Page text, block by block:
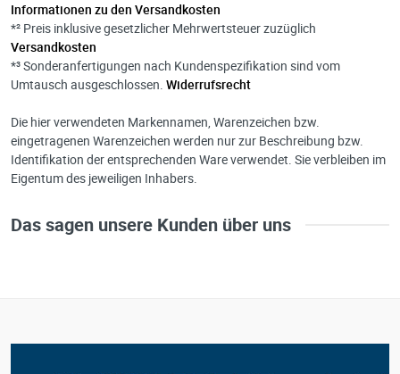
Informationen zu den Versandkosten
*² Preis inklusive gesetzlicher Mehrwertsteuer zuzüglich
Versandkosten
*³ Sonderanfertigungen nach Kundenspezifikation sind vom
Umtausch ausgeschlossen. Widerrufsrecht
Die hier verwendeten Markennamen, Warenzeichen bzw.
eingetragenen Warenzeichen werden nur zur Beschreibung bzw.
Identifikation der entsprechenden Ware verwendet. Sie verbleiben im
Eigentum des jeweiligen Inhabers.
Das sagen unsere Kunden über uns